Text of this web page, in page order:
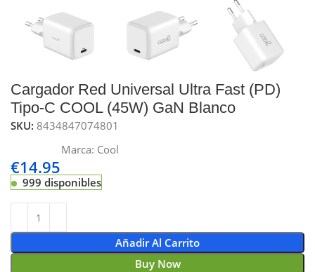
Cargador Red Universal Ultra Fast (PD)
Tipo-C COOL (45W) GaN Blanco
SKU:8434847074801
Marca: Cool
€14.95
999 disponibles
Añadir Al Carrito
Buy Now